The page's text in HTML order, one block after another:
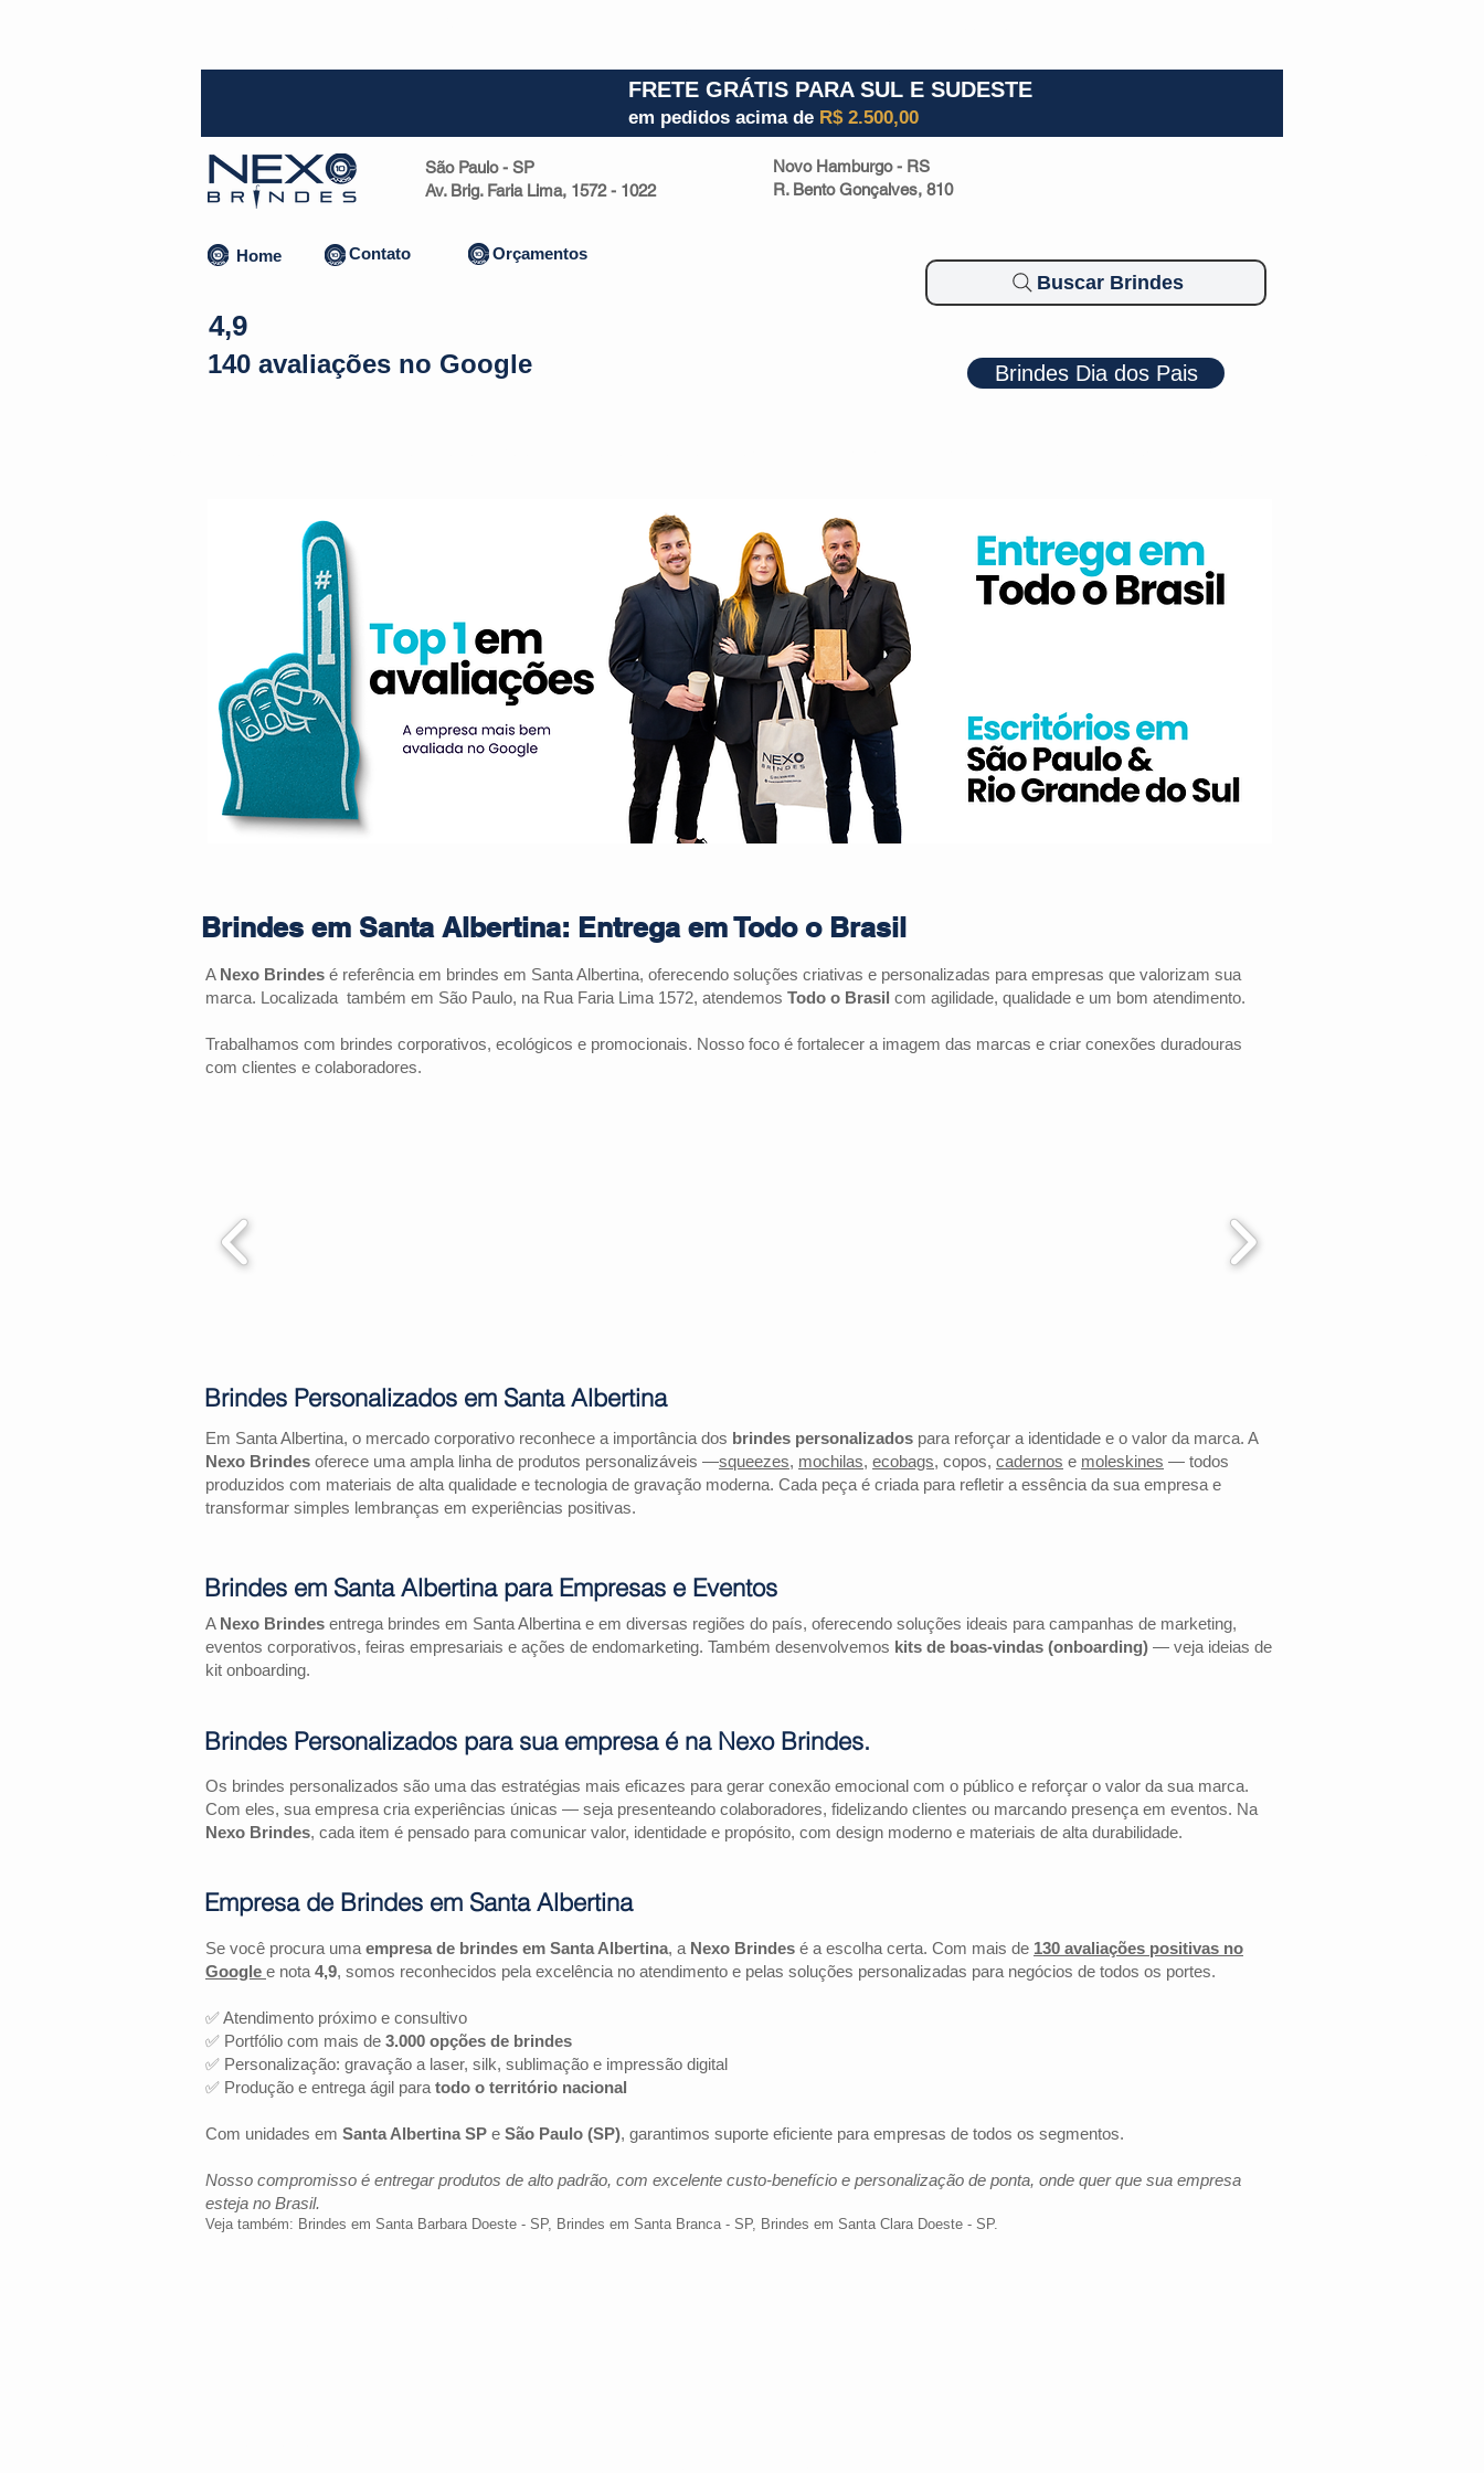
FRETE GRÁTIS PARA SUL E SUDESTE
em pedidos acima de R$ 2.500,00
São Paulo - SP
Av. Brig. Faria Lima, 1572 - 1022
Novo Hamburgo - RS
R. Bento Gonçalves, 810
Home Contato Orçamentos
4,9
140 avaliações no Google
Buscar Brindes
Brindes Dia dos Pais
Brindes em Santa Albertina: Entrega em Todo o Brasil
A Nexo Brindes é referência em brindes em Santa Albertina, oferecendo soluções criativas e personalizadas para empresas que valorizam sua
marca. Localizada também em São Paulo, na Rua Faria Lima 1572, atendemos Todo o Brasil com agilidade, qualidade e um bom atendimento.
Trabalhamos com brindes corporativos, ecológicos e promocionais. Nosso foco é fortalecer a imagem das marcas e criar conexões duradouras
com clientes e colaboradores.
Em Santa Albertina, o mercado corporativo reconhece a importância dos brindes personalizados para reforçar a identidade e o valor da marca. A
Nexo Brindes oferece uma ampla linha de produtos personalizáveis —squeezes, mochilas, ecobags, copos, cadernos e moleskines — todos
produzidos com materiais de alta qualidade e tecnologia de gravação moderna. Cada peça é criada para refletir a essência da sua empresa e
transformar simples lembranças em experiências positivas.
A Nexo Brindes entrega brindes em Santa Albertina e em diversas regiões do país, oferecendo soluções ideais para campanhas de marketing,
eventos corporativos, feiras empresariais e ações de endomarketing. Também desenvolvemos kits de boas-vindas (onboarding) — veja ideias de
kit onboarding.
Os brindes personalizados são uma das estratégias mais eficazes para gerar conexão emocional com o público e reforçar o valor da sua marca.
Com eles, sua empresa cria experiências únicas — seja presenteando colaboradores, fidelizando clientes ou marcando presença em eventos. Na
Nexo Brindes, cada item é pensado para comunicar valor, identidade e propósito, com design moderno e materiais de alta durabilidade.
Se você procura uma empresa de brindes em Santa Albertina, a Nexo Brindes é a escolha certa. Com mais de 130 avaliações positivas no
Google e nota 4,9, somos reconhecidos pela excelência no atendimento e pelas soluções personalizadas para negócios de todos os portes.
✅ Atendimento próximo e consultivo
✅ Portfólio com mais de 3.000 opções de brindes
✅ Personalização: gravação a laser, silk, sublimação e impressão digital
✅ Produção e entrega ágil para todo o território nacional
Com unidades em Santa Albertina SP e São Paulo (SP), garantimos suporte eficiente para empresas de todos os segmentos.
Nosso compromisso é entregar produtos de alto padrão, com excelente custo-benefício e personalização de ponta, onde quer que sua empresa
esteja no Brasil.
Veja também: Brindes em Santa Barbara Doeste - SP, Brindes em Santa Branca - SP, Brindes em Santa Clara Doeste - SP.
Brindes Personalizados em Santa Albertina
Brindes em Santa Albertina para Empresas e Eventos
Brindes Personalizados para sua empresa é na Nexo Brindes.
Empresa de Brindes em Santa Albertina